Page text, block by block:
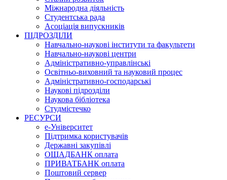
Міжнародна діяльність
Студентська рада
Асоціація випускників
ПІДРОЗДІЛИ
Навчально-наукові інститути та факультети
Навчально-наукові центри
Адміністративно-управлінські
Освітньо-виховний та науковий процес
Адміністративно-господарські
Наукові підрозділи
Наукова бібліотека
Студмістечко
РЕСУРСИ
е-Університет
Підтримка користувачів
Державні закупівлі
ОЩАДБАНК оплата
ПРИВАТБАНК оплата
Поштовий сервер